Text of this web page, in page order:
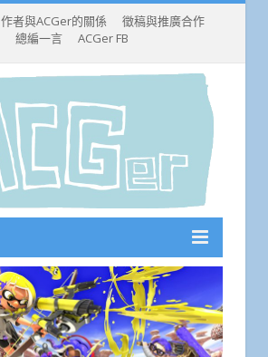
作者與ACGer的關係
徵稿與推廣合作
總編一言
ACGer FB